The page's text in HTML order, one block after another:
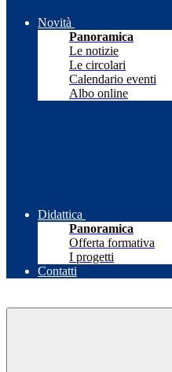
Novità
Panoramica
Le notizie
Le circolari
Calendario eventi
Albo online
Didattica
Panoramica
Offerta formativa
I progetti
Contatti